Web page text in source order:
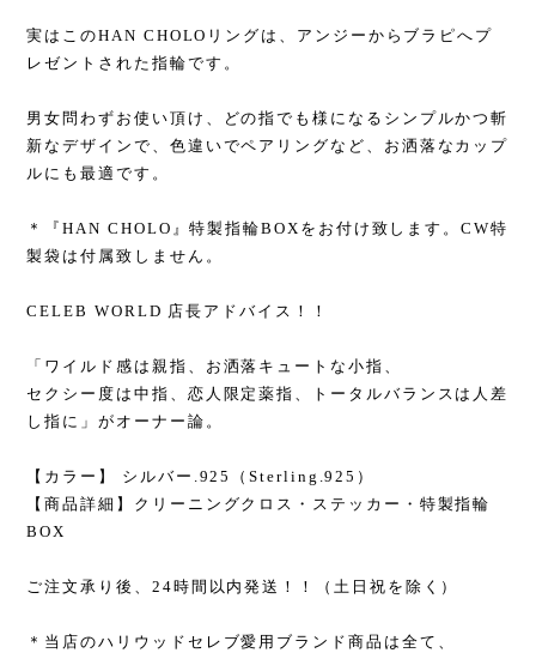
実はこのHAN CHOLOリングは、アンジーからブラピへプ
レゼントされた指輪です。
男女問わずお使い頂け、どの指でも様になるシンプルかつ斬
新なデザインで、色違いでペアリングなど、お洒落なカップ
ルにも最適です。
＊『HAN CHOLO』特製指輪BOXをお付け致します。CW特
製袋は付属致しません。
CELEB WORLD 店長アドバイス！！
「ワイルド感は親指、お洒落キュートな小指、
セクシー度は中指、恋人限定薬指、トータルバランスは人差
し指に」がオーナー論。
【カラー】 シルバー.925（Sterling.925）
【商品詳細】クリーニングクロス・ステッカー・特製指輪
BOX
ご注文承り後、24時間以内発送！！（土日祝を除く）
＊当店のハリウッドセレブ愛用ブランド商品は全て、